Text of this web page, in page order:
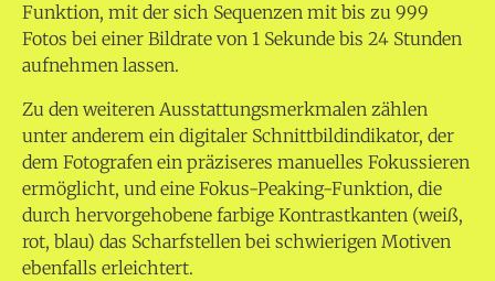
Funktion, mit der sich Sequenzen mit bis zu 999
Fotos bei einer Bildrate von 1 Sekunde bis 24 Stunden
aufnehmen lassen.
Zu den weiteren Ausstattungsmerkmalen zählen
unter anderem ein digitaler Schnittbildindikator, der
dem Fotografen ein präziseres manuelles Fokussieren
ermöglicht, und eine Fokus-Peaking-Funktion, die
durch hervorgehobene farbige Kontrastkanten (weiß,
rot, blau) das Scharfstellen bei schwierigen Motiven
ebenfalls erleichtert.